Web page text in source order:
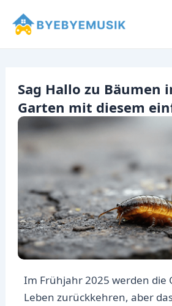
Inhalt
Sag Hallo zu Bäumen
Garten mit diesem
Im Frühjahr 2025 werden die
Leben zurückkehren, aber